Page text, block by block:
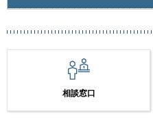
相談窓口